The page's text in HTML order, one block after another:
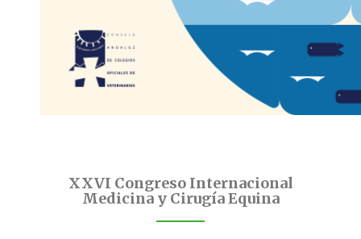
XXVI Congreso Internacional
Medicina y Cirugía Equina